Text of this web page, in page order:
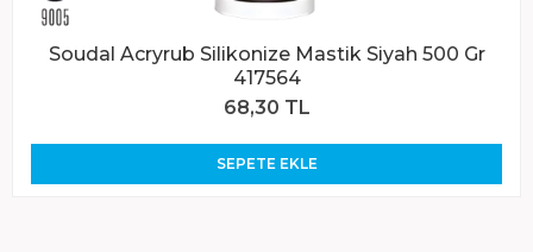
Soudal Acryrub Silikonize Mastik Siyah 500 Gr
417564
68,30 TL
SEPETE EKLE